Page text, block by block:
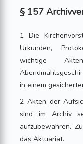
§ 157
1 Die
Urkunden,
wichtige
in einem
2 Akten der
sind im Archiv
aufzubewahren.
das Aktuariat.